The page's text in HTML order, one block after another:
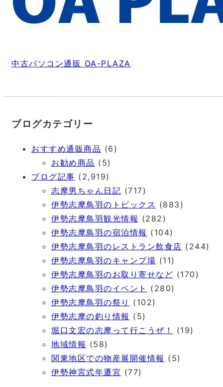
中古パソコン通販 OA-PLAZA
ブログカテゴリー
おすすめ通販商品 (6)
お勧め商品 (5)
ブログ記事 (2,919)
志摩男ちゃん日記 (717)
伊勢志摩鳥羽のトピックス (883)
伊勢志摩鳥羽観光情報 (282)
伊勢志摩鳥羽の宿泊情報 (104)
伊勢志摩鳥羽のレストラン飲食店 (244)
伊勢志摩鳥羽のキャンプ場 (11)
伊勢志摩鳥羽のお取り寄せなど (170)
伊勢志摩鳥羽のイベント
(280)
伊勢志摩鳥羽の祭り
(102)
伊勢志摩の釣り情報 (5)
堀口文宏の志摩って行こうぜ！
(19)
地域情報 (58)
関東地区での物産展開催情報 (5)
伊勢神宮式年遷宮 (77)